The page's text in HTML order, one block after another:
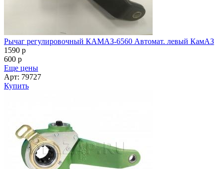
Рычаг регулировочный КАМАЗ-6560 Автомат. левый КамАЗ
1590 p
600 p
Еще цены
Арт: 79727
Купить